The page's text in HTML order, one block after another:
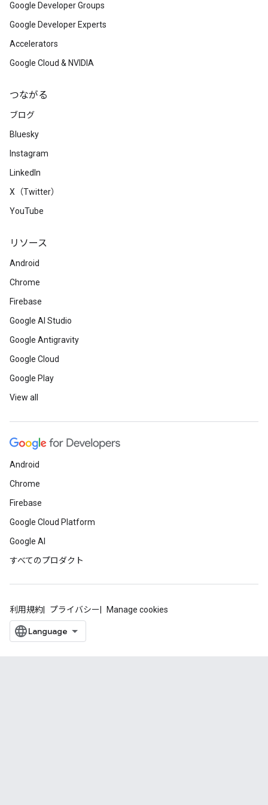
Google Developer Groups
Google Developer Experts
Accelerators
Google Cloud & NVIDIA
つながる
ブログ
Bluesky
Instagram
LinkedIn
X（Twitter）
YouTube
リソース
Android
Chrome
Firebase
Google AI Studio
Google Antigravity
Google Cloud
Google Play
View all
Android
Chrome
Firebase
Google Cloud Platform
Google AI
すべてのプロダクト
利用規約 プライバシー Manage cookies